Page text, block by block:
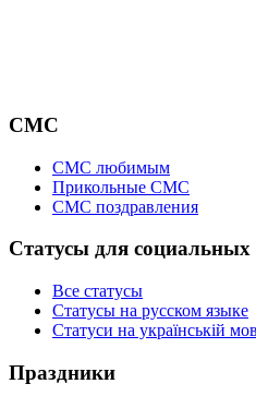
СМС
СМС любимым
Прикольные СМС
СМС поздравления
Статусы для социальных
Все статусы
Статусы на русском языке
Статуси на українській
Праздники